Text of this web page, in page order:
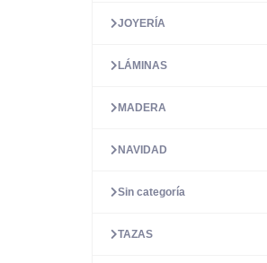
JOYERÍA
LÁMINAS
MADERA
NAVIDAD
Sin categoría
TAZAS